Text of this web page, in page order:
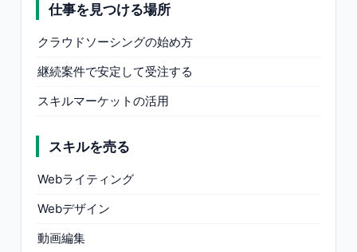
仕事を見つける場所
クラウドソーシングの始め方
継続案件で安定して受注する
スキルマーケットの活用
スキルを売る
Webライティング
Webデザイン
動画編集